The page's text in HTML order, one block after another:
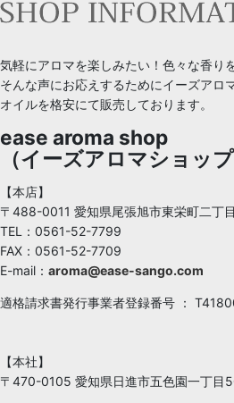
気軽にアロマを楽しみたい！色々な香り
そんな声にお応えするためにイーズアロ
オイルを格安にて販売しております。
ease aroma shop
（イーズアロマショップ
【本店】
〒488-0011 愛知県尾張旭市東栄町二丁
TEL：0561-52-7799
FAX：0561-52-7709
E-mail： aroma@ease-sango.com
適格請求書発行事業者登録番号 ：
【本社】
〒470-0105 愛知県日進市五色園一丁目